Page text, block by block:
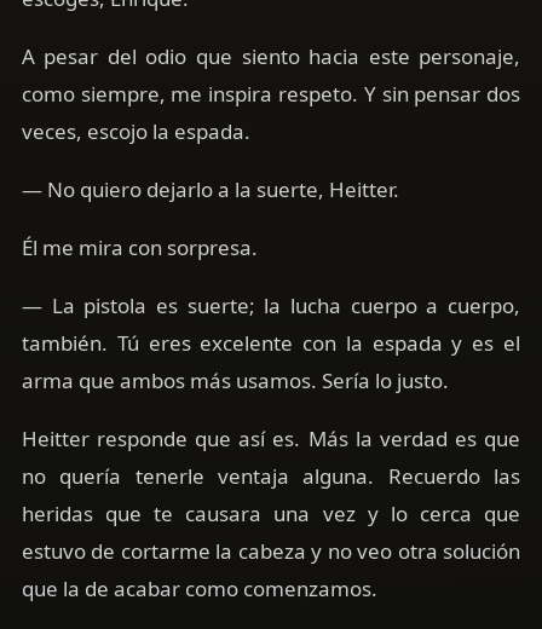
A pesar del odio que siento hacia este personaje,
como siempre, me inspira respeto. Y sin pensar dos
veces, escojo la espada.
— No quiero dejarlo a la suerte, Heitter.
Él me mira con sorpresa.
— La pistola es suerte; la lucha cuerpo a cuerpo,
también. Tú eres excelente con la espada y es el
arma que ambos más usamos. Sería lo justo.
Heitter responde que así es. Más la verdad es que
no quería tenerle ventaja alguna. Recuerdo las
heridas que te causara una vez y lo cerca que
estuvo de cortarme la cabeza y no veo otra solución
que la de acabar como comenzamos.